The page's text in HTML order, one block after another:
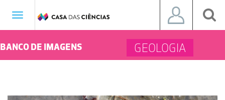
Toggle
BANCO DE IMAGENS GEOLOGIA